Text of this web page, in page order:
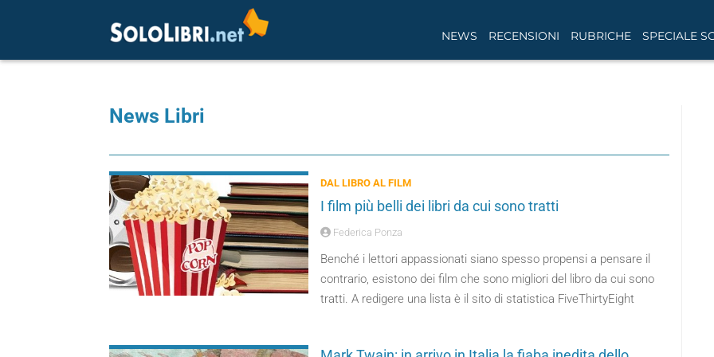
NEWS RECENSIONI RUBRICHE SPECIALE
News Libri
DAL LIBRO AL FILM
I film più belli dei libri da cui sono tratti
Federica Ponza
Benché i lettori appassionati siano spesso propensi a pensare il
contrario, esistono dei film che sono migliori del libro da cui sono
tratti. A redigere una lista è il sito di statistica FiveThirtyEight